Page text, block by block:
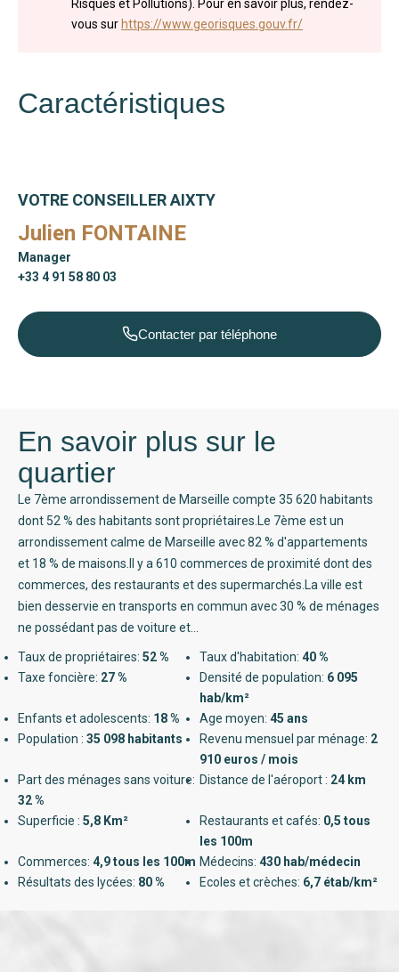
Risques et Pollutions). Pour en savoir plus, rendez-
vous surhttps://www.georisques.gouv.fr/
Caractéristiques
VOTRE CONSEILLER AIXTY
Julien FONTAINE
Manager
+33 4 91 58 80 03
Contacter par téléphone
En savoir plus sur le
quartier
Le 7ème arrondissement de Marseille compte 35 620 habitants
dont 52 % des habitants sont propriétaires.Le 7ème est un
arrondissement calme de Marseille avec 82 % d'appartements
et 18 % de maisons.Il y a 610 commerces de proximité dont des
commerces, des restaurants et des supermarchés.La ville est
bien desservie en transports en commun avec 30 % de ménages
ne possédant pas de voiture et...
Taux de propriétaires: 52 % Taux d'habitation: 40 %
Taxe foncière: 27 % Densité de population: 6 095
hab/km²
Enfants et adolescents: 18 % Age moyen: 45 ans
Population : 35 098 habitants Revenu mensuel par ménage: 2
910 euros / mois
Part des ménages sans voiture:
32 %
Distance de l'aéroport : 24 km
Superficie : 5,8 Km² Restaurants et cafés: 0,5 tous
les 100m
Commerces: 4,9 tous les 100m Médecins: 430 hab/médecin
Résultats des lycées: 80 % Ecoles et crèches: 6,7 étab/km²